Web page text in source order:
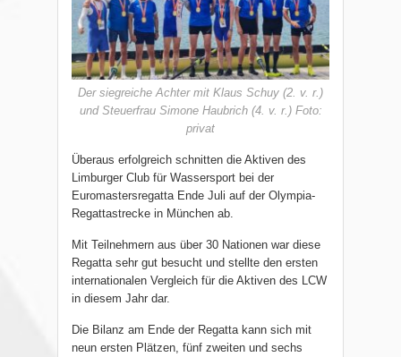
Der siegreiche Achter mit Klaus Schuy (2. v. r.)
und Steuerfrau Simone Haubrich (4. v. r.) Foto:
privat
Überaus erfolgreich schnitten die Aktiven des
Limburger Club für Wassersport bei der
Euromastersregatta Ende Juli auf der Olympia-
Regattastrecke in München ab.
Mit Teilnehmern aus über 30 Nationen war diese
Regatta sehr gut besucht und stellte den ersten
internationalen Vergleich für die Aktiven des LCW
in diesem Jahr dar.
Die Bilanz am Ende der Regatta kann sich mit
neun ersten Plätzen, fünf zweiten und sechs